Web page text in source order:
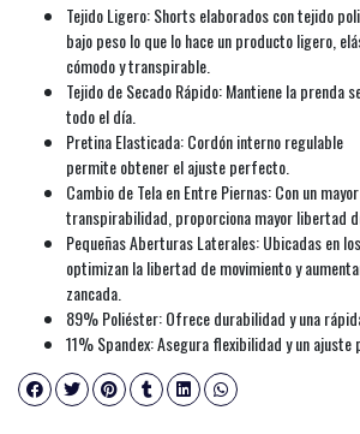
Tejido Ligero: Shorts elaborados con tejido
bajo peso lo que lo hace un producto ligero,
cómodo y transpirable.
Tejido de Secado Rápido: Mantiene la prenda
todo el día.
Pretina Elasticada: Cordón interno regulable
permite obtener el ajuste perfecto.
Cambio de Tela en Entre Piernas: Con un
transpirabilidad, proporciona mayor libertad
Pequeñas Aberturas Laterales: Ubicadas en
optimizan la libertad de movimiento y
zancada.
89% Poliéster: Ofrece durabilidad y una
11% Spandex: Asegura flexibilidad y un ajuste